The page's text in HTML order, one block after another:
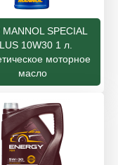
SPECIAL
10W30 1 л.
моторное
масло